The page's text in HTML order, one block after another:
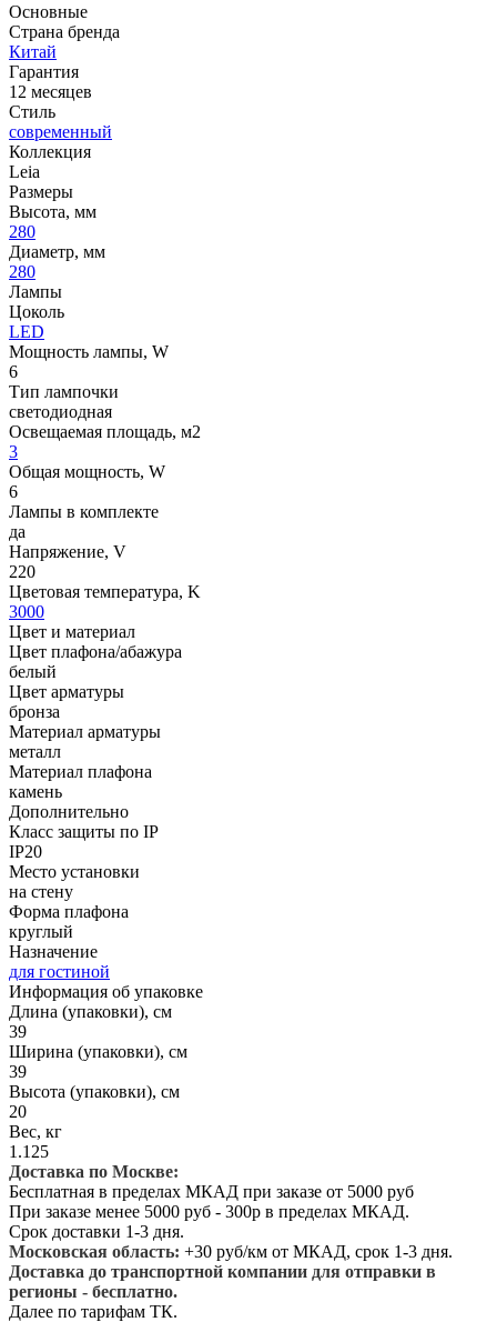
Основные
Страна бренда
Китай
Гарантия
12 месяцев
Стиль
современный
Коллекция
Leia
Размеры
Высота, мм
280
Диаметр, мм
280
Лампы
Цоколь
LED
Мощность лампы, W
6
Тип лампочки
светодиодная
Освещаемая площадь, м2
3
Общая мощность, W
6
Лампы в комплекте
да
Напряжение, V
220
Цветовая температура, K
3000
Цвет и материал
Цвет плафона/абажура
белый
Цвет арматуры
бронза
Материал арматуры
металл
Материал плафона
камень
Дополнительно
Класс защиты по IP
IP20
Место установки
на стену
Форма плафона
круглый
Назначение
для гостиной
Информация об упаковке
Длина (упаковки), см
39
Ширина (упаковки), см
39
Высота (упаковки), см
20
Вес, кг
1.125
Доставка по Москве:
Бесплатная в пределах МКАД при заказе от 5000 руб
При заказе менее 5000 руб - 300р в пределах МКАД.
Срок доставки 1-3 дня.
Московская область: +30 руб/км от МКАД, срок 1-3 дня.
Доставка до транспортной компании для отправки в
регионы - бесплатно.
Далее по тарифам ТК.